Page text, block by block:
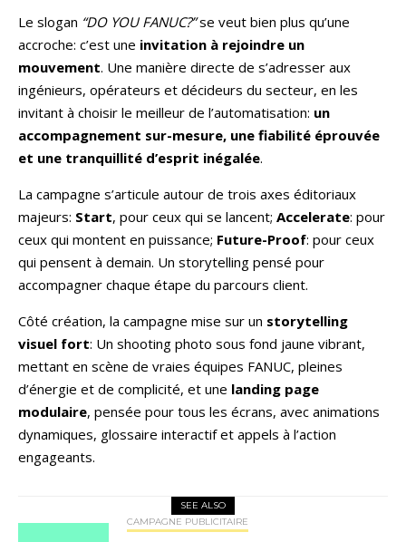
Le slogan “DO YOU FANUC?”se veut bien plus qu’une
accroche: c’est une invitation à rejoindre un
mouvement. Une manière directe de s’adresser aux
ingénieurs, opérateurs et décideurs du secteur, en les
invitant à choisir le meilleur de l’automatisation: un
accompagnement sur-mesure, une fiabilité éprouvée
et une tranquillité d’esprit inégalée.
La campagne s’articule autour de trois axes éditoriaux
majeurs: Start, pour ceux qui se lancent; Accelerate: pour
ceux qui montent en puissance; Future-Proof: pour ceux
qui pensent à demain. Un storytelling pensé pour
accompagner chaque étape du parcours client.
Côté création, la campagne mise sur un storytelling
visuel fort: Un shooting photo sous fond jaune vibrant,
mettant en scène de vraies équipes FANUC, pleines
d’énergie et de complicité, et une landing page
modulaire, pensée pour tous les écrans, avec animations
dynamiques, glossaire interactif et appels à l’action
engageants.
SEE ALSO
CAMPAGNE PUBLICITAIRE